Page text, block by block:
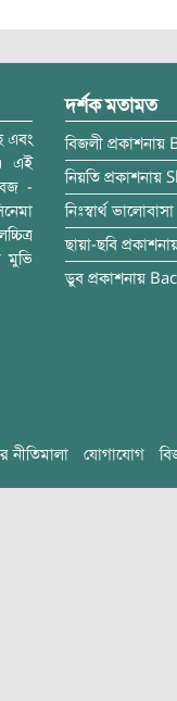
এবং
এই
-
মুভি
দর্শক মতামত
বিজলী প্রকাশনায়
নিয়তি প্রকাশনায়
নিঃস্বার্থ ভালোবাসা
ছায়া-ছবি
ডুব প্রকাশনায়
নীতিমালা যোগাযোগ